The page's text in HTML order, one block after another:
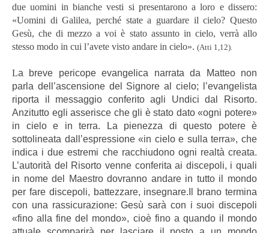
due uomini in bianche vesti si presentarono a loro e dissero:
«Uomini di Galilea, perché state a guardare il cielo? Questo
Gesù, che di mezzo a voi è stato assunto in cielo, verrà allo
stesso modo in cui l’avete visto andare in cielo». (Atti 1,12).
La breve pericope evangelica narrata da Matteo non
parla dell’ascensione del Signore al cielo; l’evangelista
riporta il messaggio conferito agli Undici dal Risorto.
Anzitutto egli asserisce che gli è stato dato «ogni potere»
in cielo e in terra. La pienezza di questo potere è
sottolineata dall’espressione «in cielo e sulla terra», che
indica i due estremi che racchiudono ogni realtà creata.
L’autorità del Risorto venne conferita ai discepoli, i quali
in nome del Maestro dovranno andare in tutto il mondo
per fare discepoli, battezzare, insegnare.Il brano termina
con una rassicurazione: Gesù sarà con i suoi discepoli
«fino alla fine del mondo», cioè fino a quando il mondo